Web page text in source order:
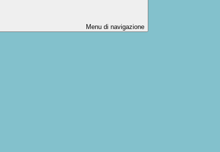
Menu di navigazione